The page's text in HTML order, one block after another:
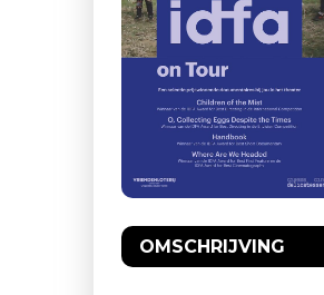
OMSCHRIJVING